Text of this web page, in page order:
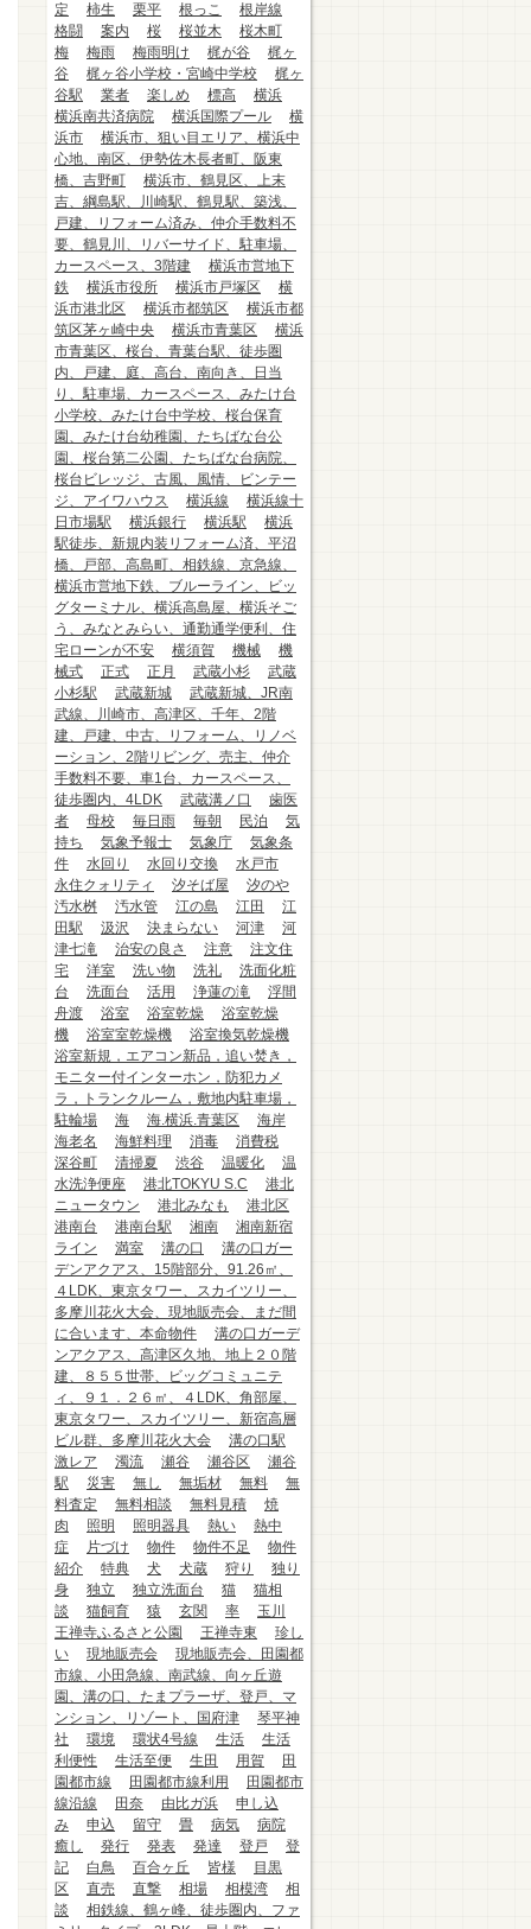
定
柿生 栗平 根っこ
根岸線
格闘
案内 桜 桜並木
桜木町
梅
梅雨 梅雨明け 梶が谷
梶ヶ
谷
梶ヶ谷小学校・宮崎中学校
梶ヶ
谷駅
業者 楽しめ 標高
横浜
横浜南共済病院
横浜国際プール
横
浜市
横浜市、狙い目エリア、横浜中
心地、南区、伊勢佐木長者町、阪東
橋、吉野町
横浜市、鶴見区、上末
吉、綱島駅、川崎駅、鶴見駅、築浅、
戸建、リフォーム済み、仲介手数料不
要、鶴見川、リバーサイド、駐車場、
カースペース、3階建
横浜市営地下
鉄
横浜市役所 横浜市戸塚区
横
浜市港北区
横浜市都筑区
横浜市都
筑区茅ヶ崎中央
横浜市青葉区
横浜
市青葉区、桜台、青葉台駅、徒歩圏
内、戸建、庭、高台、南向き、日当
り、駐車場、カースペース、みたけ台
小学校、みたけ台中学校、桜台保育
園、みたけ台幼稚園、たちばな台公
園、桜台第二公園、たちばな台病院、
桜台ビレッジ、古風、風情、ビンテー
ジ、アイワハウス
横浜線
横浜線十
日市場駅
横浜銀行 横浜駅
横浜
駅徒歩、新規内装リフォーム済、平沼
橋、戸部、高島町、相鉄線、京急線、
横浜市営地下鉄、ブルーライン、ビッ
グターミナル、横浜高島屋、横浜そご
う、みなとみらい、通勤通学便利、住
宅ローンが不安
横須賀 機械
機
械式
正式 正月 武蔵小杉
武蔵
小杉駅
武蔵新城
武蔵新城、JR南
武線、川崎市、高津区、千年、2階
建、戸建、中古、リフォーム、リノベ
ーション、2階リビング、売主、仲介
手数料不要、車1台、カースペース、
徒歩圏内、4LDK
武蔵溝ノ口
歯医
者
母校 毎日雨 毎朝 民泊
気
持ち
気象予報士 気象庁
気象条
件
水回り 水回り交換
水戸市
永住クォリティ
汐そば屋
汐のや
汚水桝
汚水管 江の島 江田
江
田駅
汲沢 決まらない 河津
河
津七滝
治安の良さ 注意
注文住
宅
洋室 洗い物 洗礼
洗面化粧
台
洗面台 活用 浄蓮の滝
浮間
舟渡
浴室 浴室乾燥
浴室乾燥
機
浴室室乾燥機
浴室換気乾燥機
浴室新規，エアコン新品，追い焚き，
モニター付インターホン，防犯カメ
ラ，トランクルーム，敷地内駐車場，
駐輪場
海 海.横浜.青葉区
海岸
海老名
海鮮料理 消毒
消費税
深谷町
清掃夏 渋谷 温暖化
温
水洗浄便座
港北TOKYU S.C
港北
ニュータウン
港北みなも
港北区
港南台
港南台駅 湘南
湘南新宿
ライン
満室 溝の口
溝の口ガー
デンアクアス、15階部分、91.26㎡、
４LDK、東京タワー、スカイツリー、
多摩川花火大会、現地販売会、まだ間
に合います、本命物件
溝の口ガーデ
ンアクアス、高津区久地、地上２０階
建、８５５世帯、ビッグコミュニテ
ィ、９１．２６㎡、４LDK、角部屋、
東京タワー、スカイツリー、新宿高層
ビル群、多摩川花火大会
溝の口駅
激レア
濁流 瀬谷 瀬谷区
瀬谷
駅
災害 無し 無垢材 無料
無
料査定
無料相談 無料見積
焼
肉
照明 照明器具 熱い
熱中
症
片づけ 物件 物件不足
物件
紹介
特典 犬 犬蔵 狩り
独り
身
独立 独立洗面台 猫
猫相
談
猫飼育 猿 玄関 率
玉川
王禅寺ふるさと公園
王禅寺東
珍し
い
現地販売会
現地販売会、田園都
市線、小田急線、南武線、向ヶ丘遊
園、溝の口、たまプラーザ、登戸、マ
ンション、リゾート、国府津
琴平神
社
環境 環状4号線 生活
生活
利便性
生活至便 生田 用賀
田
園都市線
田園都市線利用
田園都市
線沿線
田奈 由比ガ浜
申し込
み
申込 留守 畳 病気
病院
癒し
発行 発表 発達 登戸
登
記
白鳥 百合ヶ丘 皆様
目黒
区
直売 直撃 相場 相模湾
相
談
相鉄線、鶴ヶ峰、徒歩圏内、ファ